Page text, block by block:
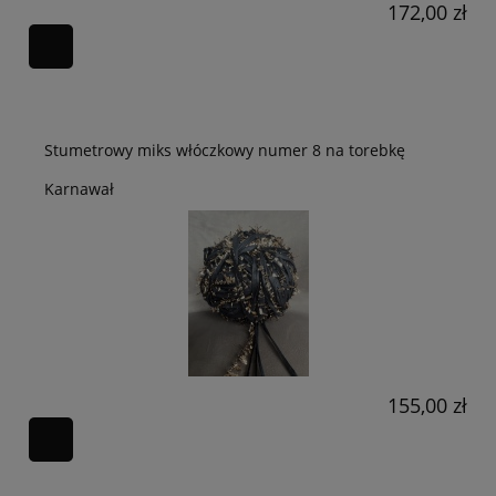
172,00 zł
Stumetrowy miks włóczkowy numer 8 na torebkę
Karnawał
155,00 zł